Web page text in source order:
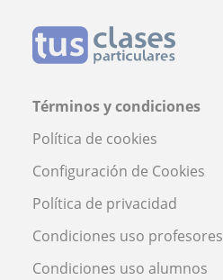
Términos y condiciones
Política de cookies
Configuración de Cookies
Política de privacidad
Condiciones uso profesores
Condiciones uso alumnos